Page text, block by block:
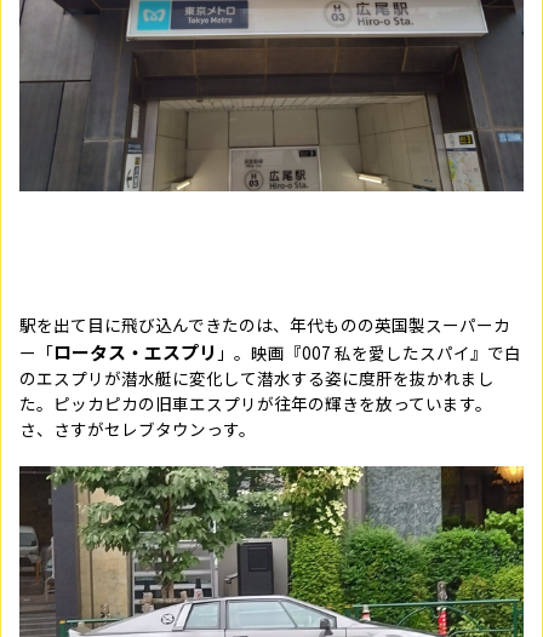
駅を出て目に飛び込んできたのは、年代ものの英国製スーパーカ
ー「ロータス・エスプリ 」。映画『007 私を愛したスパイ』で白
のエスプリが潜水艇に変化して潜水する姿に度肝を抜かれまし
た。ピッカピカの旧車エスプリが往年の輝きを放っています。
さ、さすがセレブタウンっす。